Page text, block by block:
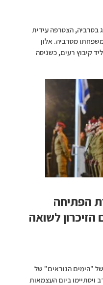
בסרביה, הצטרפה עידית
מסרביה. אלון
קיבוץ רעים, כשניסה
הפתיחה
הזיכרון לשואה
"הימים הנוראים" של
ביום העצמאות